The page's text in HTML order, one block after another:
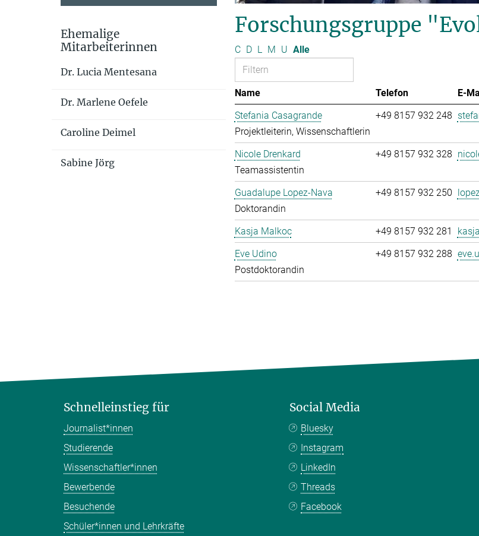
Forschungsgruppe
C D L M U Alle
Name Telefon E-
Stefania Casagrande
Projektleiterin, Wissenschaftlerin
+49 8157 932 248
Nicole Drenkard
Teamassistentin
+49 8157 932 328
Guadalupe Lopez-Nava
Doktorandin
+49 8157 932 250
Kasja Malkoc +49 8157 932 281
Eve Udino
Postdoktorandin
+49 8157 932 288
Ehemalige
Mitarbeiterinnen
Dr. Lucia Mentesana
Dr. Marlene Oefele
Caroline Deimel
Sabine Jörg
Schnelleinstieg für
Journalist*innen
Studierende
Wissenschaftler*innen
Bewerbende
Besuchende
Schüler*innen und Lehrkräfte
Social Media
Bluesky
Instagram
LinkedIn
Threads
Facebook